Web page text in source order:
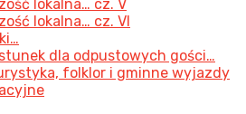
lokalna… cz. V
lokalna… cz. VI
dla odpustowych gości…
folklor i gminne wyjazdy